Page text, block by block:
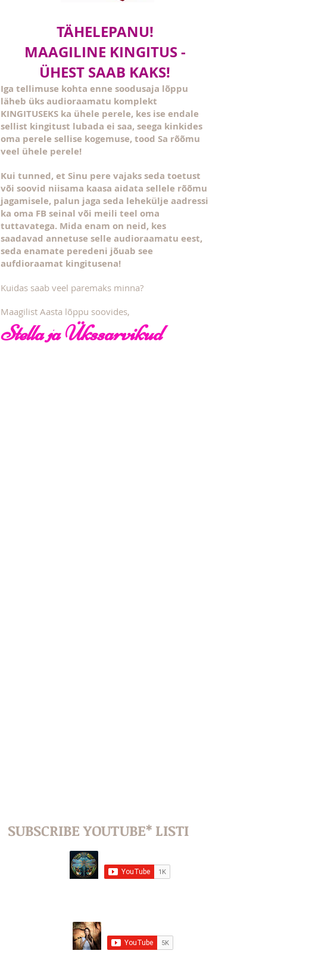
TÄHELEPANU!
MAAGILINE KINGITUS -
ÜHEST SAAB KAKS!
Iga tellimuse kohta enne soodusaja lõppu
läheb üks audioraamatu komplekt
KINGITUSEKS ka ühele perele, kes ise endale
sellist kingitust lubada ei saa, seega kinkides
oma perele sellise kogemuse, tood Sa rõõmu
veel ühele perele!
Kui tunned, et Sinu pere vajaks seda toetust
või soovid niisama kaasa aidata sellele rõõmu
jagamisele, palun jaga seda lehekülje aadressi
ka oma FB seinal või meili teel oma
tuttavatega. Mida enam on neid, kes
saadavad annetuse selle audioraamatu eest,
seda enamate peredeni jõuab see
aufdioraamat kingitusena!
Kuidas saab veel paremaks minna?
Maagilist Aasta lõppu soovides,
Stella ja Ükssarvikud
SUBSCRIBE YOUTUBE* LISTI